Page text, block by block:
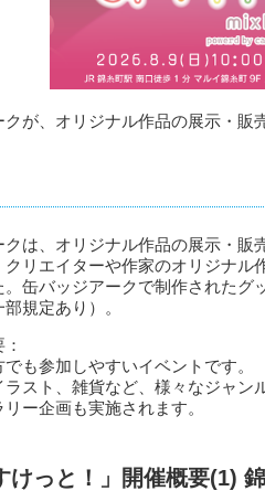
が、オリジナル作品の展示・販
クは、オリジナル作品の展示・
クリエイターや作家のオリジナ
。缶バッジアークで制作された
規定あり）。
でも参加しやすいイベントです。
ラスト、雑貨など、様々なジャン
リー企画も実施されます。
けっと！」開催概要(1)